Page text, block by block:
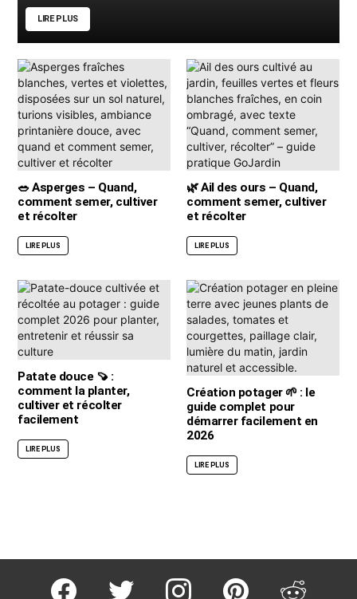
LIRE PLUS
🥗 Asperges – Quand,
comment semer, cultiver
et récolter
LIRE PLUS
🌿 Ail des ours – Quand,
comment semer, cultiver
et récolter
LIRE PLUS
Patate douce 🍠 :
comment la planter,
cultiver et récolter
facilement
LIRE PLUS
Création potager 🌱 : le
guide complet pour
démarrer facilement en
2026
LIRE PLUS
facebook twitter instagram pinterest reddit